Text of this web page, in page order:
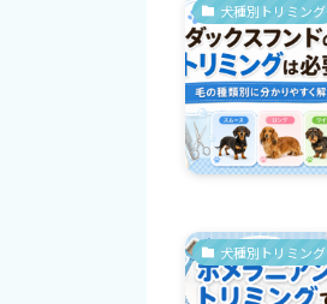
犬種別トリミング
犬種別トリミング